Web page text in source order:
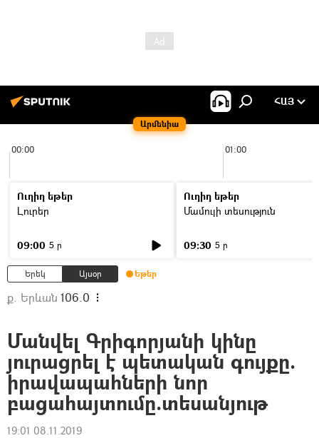
Արմենիա
ՀԱՅ
00:00 01:00
Ուղիղ եթեր
Լուրեր
09:00 5 ր
Ուղիղ եթեր
Մամուլի տեսություն
09:30 5 ր
Երեկ Այսօր Եթեր
ք. Երևան 106.0
Մանվել Գրիգորյանի կինը
յուրացրել է պետական գույքը.
իրավապահների նոր
բացահայտումը.տեսանյութ
19:01 08.11.2019